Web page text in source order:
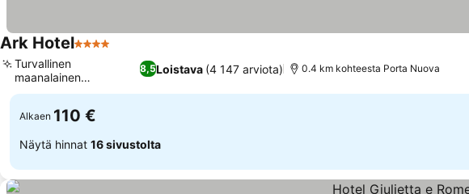
Ark Hotel4 Tähtiluokitus
8,5Loistava (4 147 arviota)
Turvallinen
maanalainen
pysäköintihalli
0.4 km kohteesta Porta Nuova
Alkaen 110 €
Näytä hinnat 16 sivustolta